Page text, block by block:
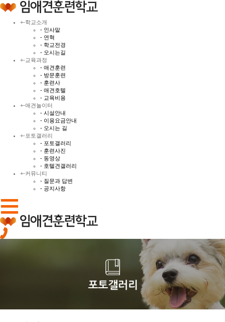
+-학교소개
- 인사말
- 연혁
- 학교전경
- 오시는길
+- 교육과정
- 애견훈련
- 방문훈련
- 훈련사
- 애견호텔
- 교육비용
+-애견놀이터
- 시설안내
- 이용요금안내
- 오시는 길
+-포토갤러리
- 포토갤러리
- 훈련사진
- 동영상
- 호텔견갤러리
+-커뮤니티
- 질문과 답변
- 공지사항